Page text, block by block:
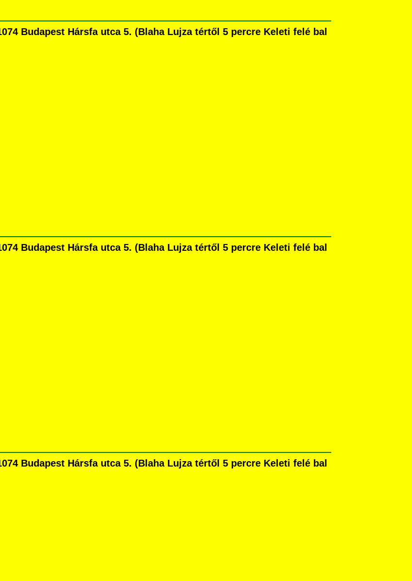
Budapest Hársfa utca 5. (Blaha Lujza tértől 5 percre Keleti felé bal
Budapest Hársfa utca 5. (Blaha Lujza tértől 5 percre Keleti felé bal
Budapest Hársfa utca 5. (Blaha Lujza tértől 5 percre Keleti felé bal